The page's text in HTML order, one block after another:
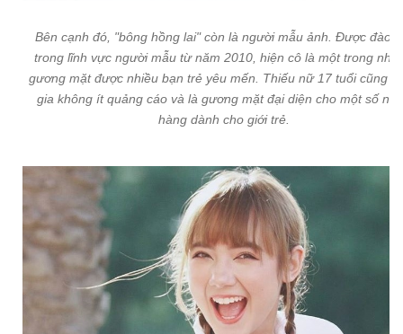
Bên cạnh đó, "bông hồng lai" còn là người mẫu ảnh. Được đào
trong lĩnh vực người mẫu từ năm 2010, hiện cô là một trong
gương mặt được nhiều bạn trẻ yêu mến. Thiếu nữ 17 tuổi cũng
gia không ít quảng cáo và là gương mặt đại diện cho một số
hàng dành cho giới trẻ.